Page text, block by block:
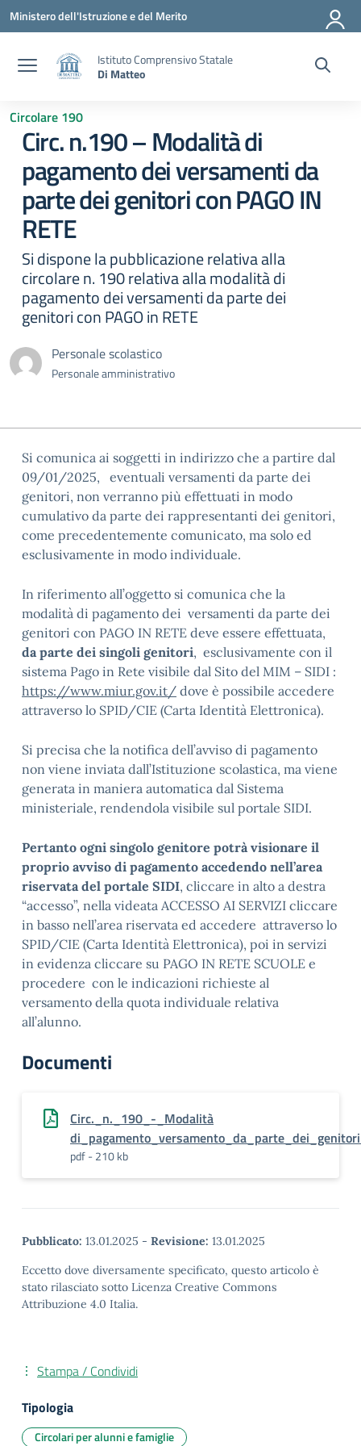
Vai ai contenuti
Vai al menu di navigazione
Vai al footer
Ministero dell'Istruzione e del Merito
Istituto Comprensivo Statale
Di Matteo
Circolare 190
Circ. n.190 – Modalità di
pagamento dei versamenti da
parte dei genitori con PAGO IN
RETE
Si dispone la pubblicazione relativa alla
circolare n. 190 relativa alla modalità di
pagamento dei versamenti da parte dei
genitori con PAGO in RETE
Personale scolastico
Personale amministrativo
Si comunica ai soggetti in indirizzo che a partire dal
09/01/2025, eventuali versamenti da parte dei
genitori, non verranno più effettuati in modo
cumulativo da parte dei rappresentanti dei genitori,
come precedentemente comunicato, ma solo ed
esclusivamente in modo individuale.
In riferimento all’oggetto si comunica che la
modalità di pagamento dei versamenti da parte dei
genitori con PAGO IN RETE deve essere effettuata,
da parte dei singoli genitori, esclusivamente con il
sistema Pago in Rete visibile dal Sito del MIM – SIDI :
https://www.miur.gov.it/ dove è possibile accedere
attraverso lo SPID/CIE (Carta Identità Elettronica).
Si precisa che la notifica dell’avviso di pagamento
non viene inviata dall’Istituzione scolastica, ma viene
generata in maniera automatica dal Sistema
ministeriale, rendendola visibile sul portale SIDI.
Pertanto ogni singolo genitore potrà visionare il
proprio avviso di pagamento accedendo nell’area
riservata del portale SIDI, cliccare in alto a destra
“accesso”, nella videata ACCESSO AI SERVIZI cliccare
in basso nell’area riservata ed accedere attraverso lo
SPID/CIE (Carta Identità Elettronica), poi in servizi
in evidenza cliccare su PAGO IN RETE SCUOLE e
procedere con le indicazioni richieste al
versamento della quota individuale relativa
all’alunno.
Documenti
Circ._n._190_-_Modalità
pdf - 210 kb
Pubblicato: 13.01.2025 - Revisione: 13.01.2025
Eccetto dove diversamente specificato, questo articolo è
stato rilasciato sotto Licenza Creative Commons
Attribuzione 4.0 Italia.
Stampa / Condividi
Tipologia
Circolari per alunni e famiglie